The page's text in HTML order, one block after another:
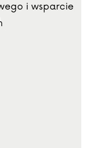
i wsparcie